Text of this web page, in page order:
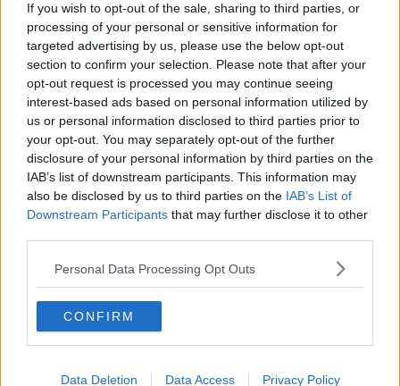
If you wish to opt-out of the sale, sharing to third parties, or
processing of your personal or sensitive information for
targeted advertising by us, please use the below opt-out
section to confirm your selection. Please note that after your
opt-out request is processed you may continue seeing
interest-based ads based on personal information utilized by
us or personal information disclosed to third parties prior to
your opt-out. You may separately opt-out of the further
disclosure of your personal information by third parties on the
IAB’s list of downstream participants. This information may
also be disclosed by us to third parties on the IAB’s List of
Downstream Participants that may further disclose it to other
Personal Data Processing Opt Outs
CONFIRM
Data Deletion Data Access Privacy Policy
​La Scienza dei Cittadini e i Cittadini per l’Aria
Trump e le sue guerre contro i deboli e contro la terra
​Le furbate elettorali della Meloni e la testardaggine
dell’opposizione
​Date loro l’Oscar al posto del Nobel per la Pace
L'umanizzazione dell'economia e della politica
​Dopo il diluvio dei NO: un patto intergenerazionale
​Un grandioso NO ai falchi teocratici e ai loro vassalli
La religione è la cocaina dei potenti
Donald e Bibi confinati nell’isola di St James?
L’italiano vero e la paura che al referendum vinca il No
​Complottismo o capitalismo globale?
​Io non mi fiderei di chi promuove o consuma i riti collettivi
Esportazioni Usa: da democrazia a guerra civile
​I vestiti nuovi degli imperatori baltici
​Il Wild West di Trump